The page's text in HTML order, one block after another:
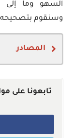
السهو وما إلى
وسنقوم
المصادر
the
تابعونا على